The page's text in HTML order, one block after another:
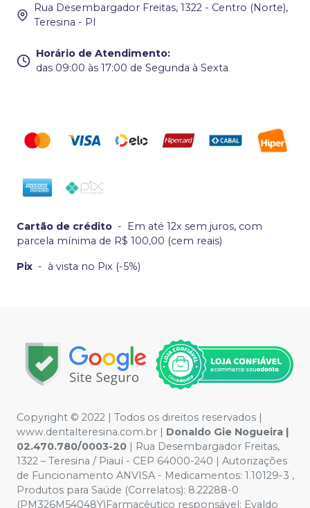
Rua Desembargador Freitas, 1322 - Centro (Norte),
Teresina - PI
Horário de Atendimento:
das 09:00 às 17:00 de Segunda à Sexta
Cartão de crédito - Em até 12x sem juros, com
parcela mínima de R$ 100,00 (cem reais)
Pix - à vista no Pix (-5%)
Copyright © 2022 | Todos os direitos reservados |
www.dentalteresina.com.br | Donaldo Gie Nogueira |
02.470.780/0003-20 | Rua Desembargador Freitas,
1322 – Teresina / Piauí - CEP 64000-240 | Autorizações
de Funcionamento ANVISA - Medicamentos: 1.10129-3 ,
Produtos para Saúde (Correlatos): 8.22288-0
(PM326M54048Y)Farmacêutico responsável: Evaldo